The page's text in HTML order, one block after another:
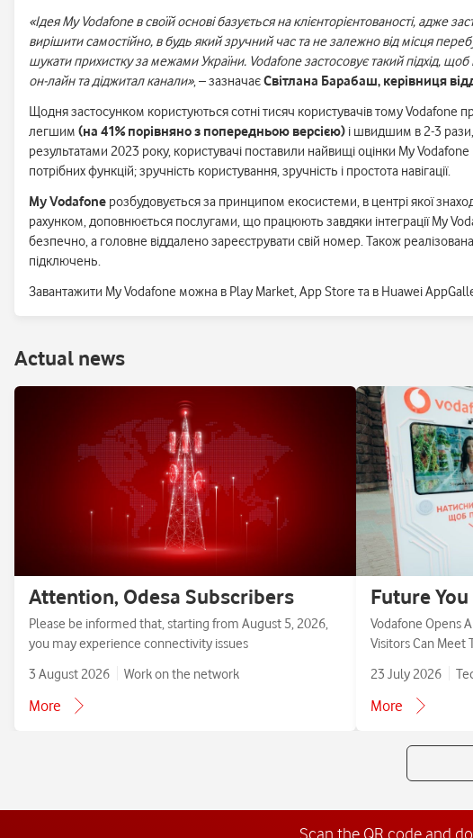
«Ідея My Vodafone в своїй основі базується на клієнторієнтованості, адже
вирішити самостійно, в будь який зручний час та не залежно від місця
шукати прихистку за межами України. Vodafone застосовує такий підхід,
он-лайн та діджитал канали», – зазначаєСвітлана Барабаш, керівниця
Щодня застосунком користуються сотні тисяч користувачів тому Vodafone
легшим (на 41% порівняно з попередньою версією) і швидшим в 2-3 рази,
результатами 2023 року, користувачі поставили найвищі оцінки My Vodafone
потрібних функцій; зручність користування, зручність і простота навігації.
My Vodafone розбудовується за принципом екосистеми, в центрі якої
рахунком, доповнюється послугами, що працюють завдяки інтеграції My
безпечно, а головне віддалено зареєструвати свій номер. Також
підключень.
Завантажити My Vodafone можна в Play Market, App Store та в Huawei
Аctual news
Attention, Odesa Subscribers
Please be informed that, starting from August 5, 2026,
you may experience connectivity issues
3 August 2026
Work on the network
More
Future You
Vodafone Opens
Visitors Can Meet
23 July 2026
More
Scan the QR code and